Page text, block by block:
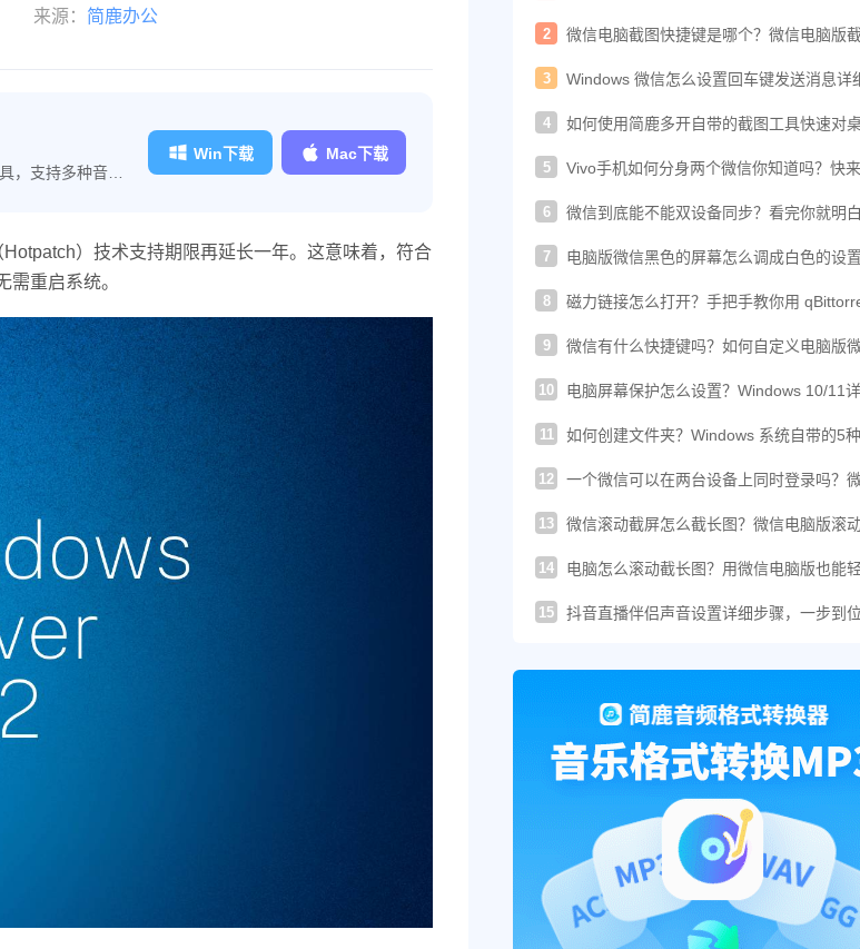
来源： 简鹿办公
，支持多种音视
Win下载 Mac下载
）技术支持期限再延长一年。这意味着，符合
重启系统。
2
微信电脑截图快捷键是哪个？微信电脑版
3
Windows 微信怎么设置回车键发送消息详
4
如何使用简鹿多开自带的截图工具快速对
5
Vivo手机如何分身两个微信你知道吗？快
6
微信到底能不能双设备同步？看完你就明
7
电脑版微信黑色的屏幕怎么调成白色的设
8
磁力链接怎么打开？手把手教你用
9
微信有什么快捷键吗？如何自定义电脑版
10
电脑屏幕保护怎么设置？Windows 10/11
11
如何创建文件夹？Windows 系统自带的5
12
一个微信可以在两台设备上同时登录吗？
13
微信滚动截屏怎么截长图？微信电脑版滚
14
电脑怎么滚动截长图？用微信电脑版也能
15
抖音直播伴侣声音设置详细步骤，一步到